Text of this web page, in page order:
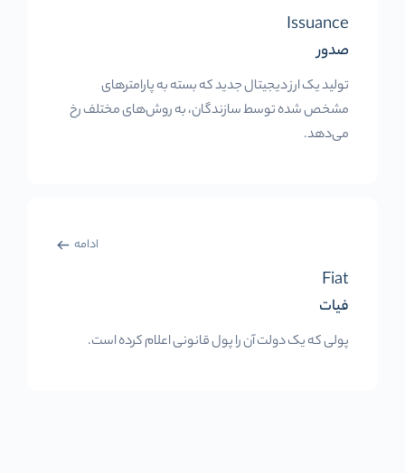
Issuance
صدور
تولید یک ارز دیجیتال جدید که بسته به پارامترهای
مشخص شده توسط سازندگان، به روش‌های مختلف رخ
می‌دهد.
ادامه
Fiat
فیات
پولی که یک دولت آن را پول قانونی اعلام کرده است.